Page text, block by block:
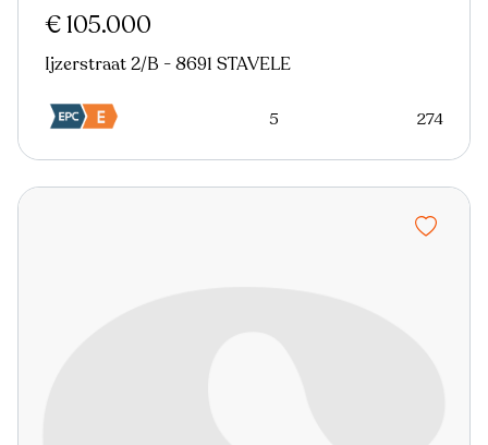
€ 105.000
Ijzerstraat 2/B - 8691 STAVELE
5 274